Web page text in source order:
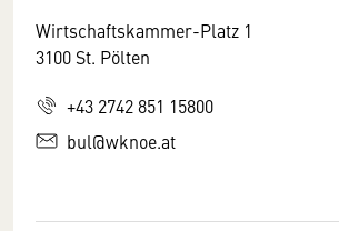
Wirtschaftskammer-Platz 1
3100 St. Pölten
+43 2742 851 15800
bul@wknoe.at